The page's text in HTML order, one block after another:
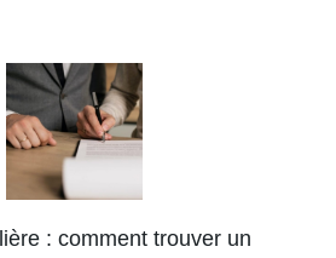
: comment trouver un